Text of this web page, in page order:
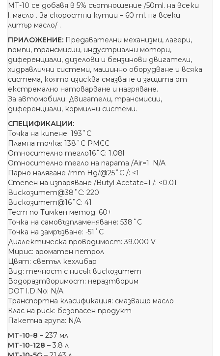
МТ-10 се добавя в 5% съотношение /50ml. на всеки
l. масло . За скоростни кутии – 60 ml. на всеки
литър масло/ .
ПРИЛОЖЕНИЕ: Предавателни механизми, лагери,
помпи, трансмисии, индустриални мотори,
диференциали, дизелови и бензинови двигатели,
хидравлични системи, машинно оборудване и всяка
система, която изисква смазване и защита от
екстремално натоварване и нагряване.
За автомобили: Двигатели, трансмисии,
диференциали, кормилни системи.
СПЕЦИФИКАЦИИ:
Точка на кипене: 193˚C
Пламна точка: 138˚C PMCC
Относително тегло16˚C: 1.08l
Относително тегло на парата /Air=1: N/A
Парно налягане /mm Hg/@25˚C /: <1
Степен на изпаряване /Butyl Acetate=1 /: <0.01
Вискозитет@38˚C: 220
Вискозитет@16˚C: 41
Тест по Тимкен метод: 60+
Точка на самовъзпламеняване: 538˚C
Точка на замръзване: -51˚C
Диалектическа проводимост: 39.000 V
Мирис: ароматен петрол
Цвят: светъл кехлибар
Вид: течност с нисък вискозитет
Водоразтворимост: неразтворим
DOT I.D.No: N/A
Транспортна класификация: смазващо масло
Клас на риск: безопасен продукт
Пакетна група: N/A
MT-10-8 – 237 мл
МТ-10-128 – 3.8 л